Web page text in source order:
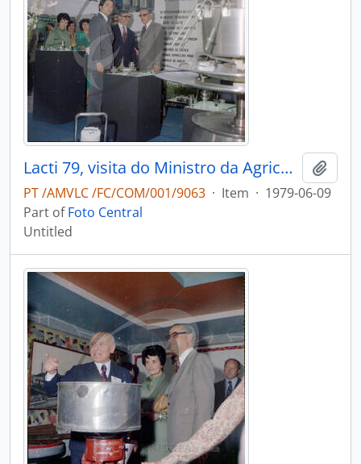
Lacti 79, visita do Ministro da Agricultura e Pescas e do Governador Civil de Aveiro
PT /AMVLC /FC/COM/001/9063 · Item · 1979-06-09
Part ofFoto Central
Untitled